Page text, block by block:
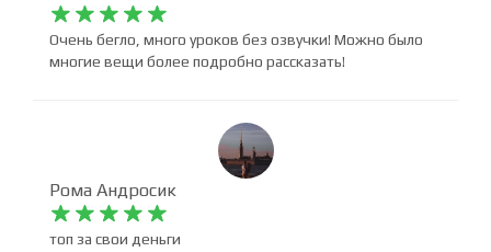
    
    
Очень бегло, много уроков без озвучки! Можно было
многие вещи более подробно рассказать!
Рома Андросик
    
    
топ за свои деньги